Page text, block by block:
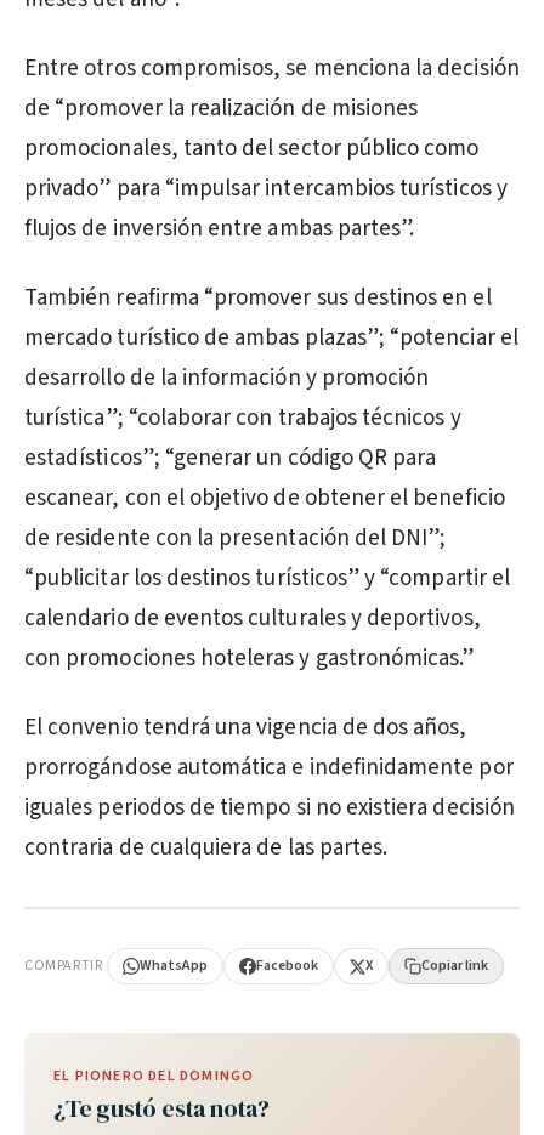
Entre otros compromisos, se menciona la decisión
de “promover la realización de misiones
promocionales, tanto del sector público como
privado” para “impulsar intercambios turísticos y
flujos de inversión entre ambas partes”.
También reafirma “promover sus destinos en el
mercado turístico de ambas plazas”; “potenciar el
desarrollo de la información y promoción
turística”; “colaborar con trabajos técnicos y
estadísticos”; “generar un código QR para
escanear, con el objetivo de obtener el beneficio
de residente con la presentación del DNI”;
“publicitar los destinos turísticos” y “compartir el
calendario de eventos culturales y deportivos,
con promociones hoteleras y gastronómicas.”
El convenio tendrá una vigencia de dos años,
prorrogándose automática e indefinidamente por
iguales periodos de tiempo si no existiera decisión
contraria de cualquiera de las partes.
COMPARTIR WhatsApp Facebook X Copiar link
EL PIONERO DEL DOMINGO
¿Te gustó esta nota?